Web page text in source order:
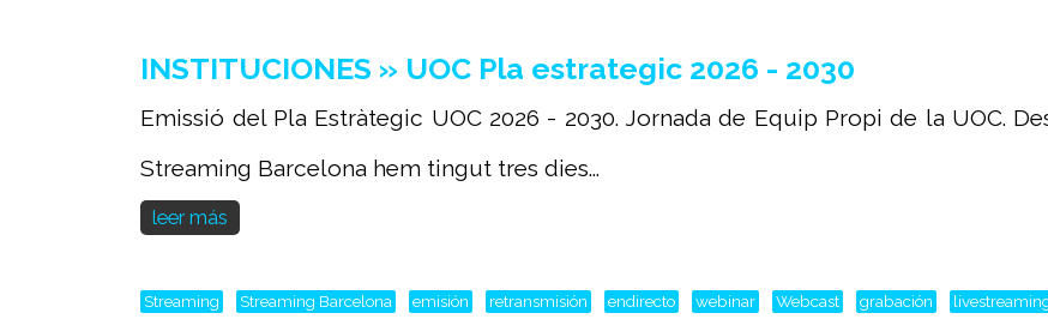
INSTITUCIONES » UOC Pla estrategic 2026 - 2030
Emissió del Pla Estràtegic UOC 2026 - 2030. Jornada de Equip Propi de la UOC.
Streaming Barcelona hem tingut tres dies...
leer más
Streaming Streaming Barcelona emisión retransmisión endirecto webinar Webcast grabación